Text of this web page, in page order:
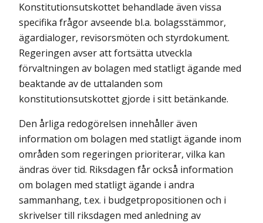
Konstitutionsutskottet behandlade även vissa
specifika frågor avseende bl.a. bolagsstämmor,
ägardialoger, revisorsmöten och styrdokument.
Regeringen avser att fortsätta utveckla
förvaltningen av bolagen med statligt ägande med
beaktande av de uttalanden som
konstitutionsutskottet gjorde i sitt betänkande.
Den årliga redogörelsen innehåller även
information om bolagen med stat­ligt ägande inom
områden som regeringen prioriterar, vilka kan
ändras över tid. Riksdagen får också information
om bolagen med statligt ägande i andra
sammanhang, t.ex. i budgetpropositionen och i
skrivelser till riksdagen med anledning av